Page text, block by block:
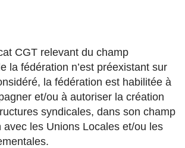
CGT relevant du champ
la fédération n’est préexistant sur
la fédération est habilitée à
et/ou à autoriser la création
syndicales, dans son champ
avec les Unions Locales et/ou les